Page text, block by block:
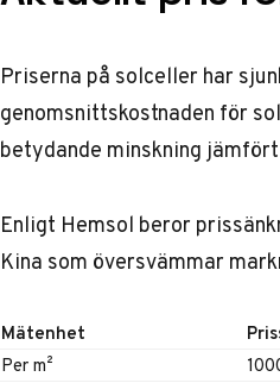
Priserna på solceller har
genomsnittskostnaden för
betydande minskning
Enligt Hemsol beror
Kina som översvämmar
Mätenhet
Per m²